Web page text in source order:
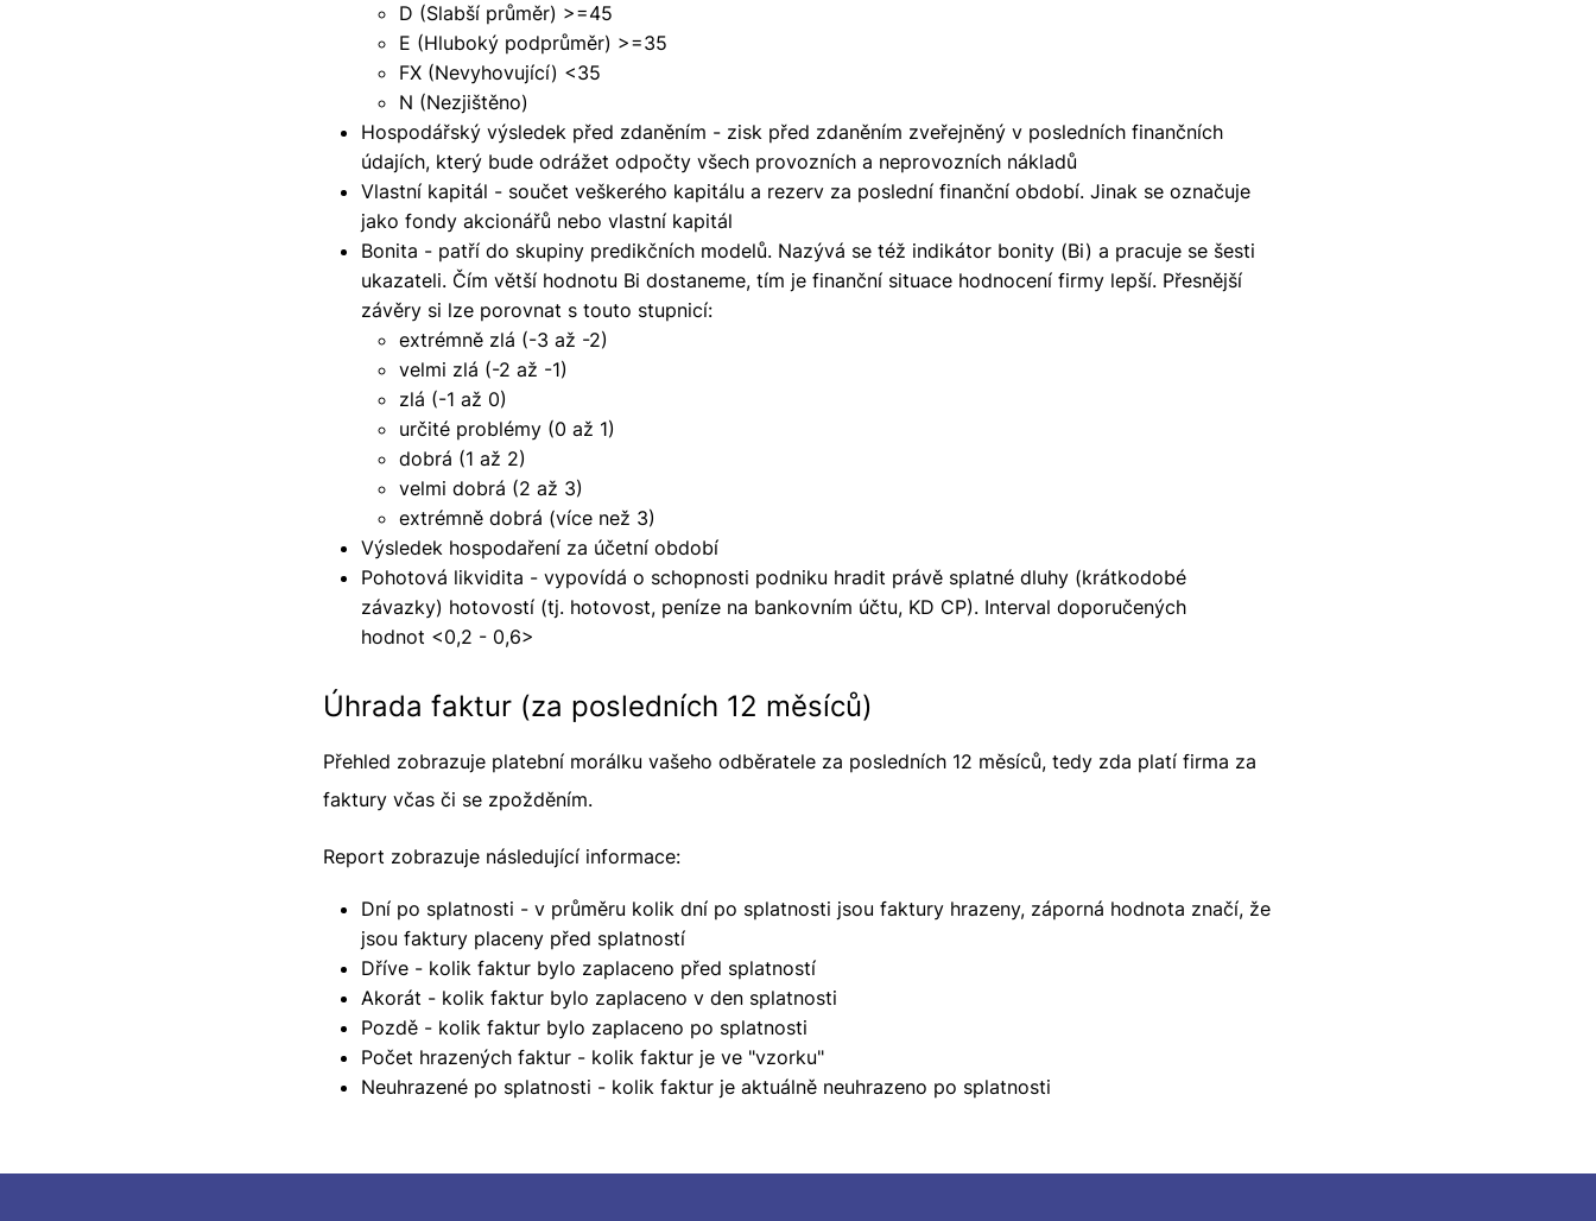
D (Slabší průměr) >=45
E (Hluboký podprůměr) >=35
FX (Nevyhovující) <35
N (Nezjištěno)
Hospodářský výsledek před zdaněním - zisk před zdaněním zveřejněný v posledních finančních
údajích, který bude odrážet odpočty všech provozních a neprovozních nákladů
Vlastní kapitál - součet veškerého kapitálu a rezerv za poslední finanční období. Jinak se označuje
jako fondy akcionářů nebo vlastní kapitál
Bonita - patří do skupiny predikčních modelů. Nazývá se též indikátor bonity (Bi) a pracuje se šesti
ukazateli. Čím větší hodnotu Bi dostaneme, tím je finanční situace hodnocení firmy lepší. Přesnější
závěry si lze porovnat s touto stupnicí:
extrémně zlá (-3 až -2)
velmi zlá (-2 až -1)
zlá (-1 až 0)
určité problémy (0 až 1)
dobrá (1 až 2)
velmi dobrá (2 až 3)
extrémně dobrá (více než 3)
Výsledek hospodaření za účetní období
Pohotová likvidita - vypovídá o schopnosti podniku hradit právě splatné dluhy (krátkodobé
závazky) hotovostí (tj. hotovost, peníze na bankovním účtu, KD CP). Interval doporučených
hodnot <0,2 - 0,6>
Úhrada faktur (za posledních 12 měsíců)
Přehled zobrazuje platební morálku vašeho odběratele za posledních 12 měsíců, tedy zda platí firma za
faktury včas či se zpožděním.
Report zobrazuje následující informace:
Dní po splatnosti - v průměru kolik dní po splatnosti jsou faktury hrazeny, záporná hodnota značí, že
jsou faktury placeny před splatností
Dříve - kolik faktur bylo zaplaceno před splatností
Akorát - kolik faktur bylo zaplaceno v den splatnosti
Pozdě - kolik faktur bylo zaplaceno po splatnosti
Počet hrazených faktur - kolik faktur je ve "vzorku"
Neuhrazené po splatnosti - kolik faktur je aktuálně neuhrazeno po splatnosti